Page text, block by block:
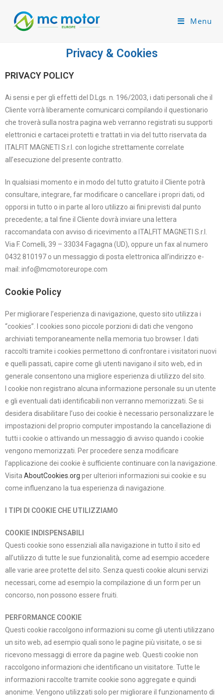
Menu
Privacy & Cookies
PRIVACY POLICY
Ai sensi e per gli effetti del D.Lgs. n. 196/2003, i dati personali che il
Cliente vorrà liberamente comunicarci compilando il questionario
che troverà sulla nostra pagina web verranno registrati su supporti
elettronici e cartacei protetti e trattati in via del tutto riservata da
ITALFIT MAGNETI S.r.l. con logiche strettamente correlate
all’esecuzione del presente contratto.
In qualsiasi momento e in modo del tutto gratuito il Cliente potrà
consultare, integrare, far modificare o cancellare i propri dati, od
opporsi in tutto o in parte al loro utilizzo ai fini previsti dal punto
precedente; a tal fine il Cliente dovrà inviare una lettera
raccomandata con avviso di ricevimento a ITALFIT MAGNETI S.r.l.
Via F. Comelli, 39 – 33034 Fagagna (UD), oppure un fax al numero
0432 810197 o un messaggio di posta elettronica all’indirizzo e-
mail: info@mcmotoreurope.com
Cookie Policy
Per migliorare l’esperienza di navigazione, questo sito utilizza i
“cookies”. I cookies sono piccole porzioni di dati che vengono
archiviati temporaneamente nella memoria tuo browser. I dati
raccolti tramite i cookies permettono di confrontare i visitatori nuovi
e quelli passati, capire come gli utenti navigano il sito web, ed in
generale consentono una migliore esperienza di utilizzo del sito.
I cookie non registrano alcuna informazione personale su un utente
e gli eventuali dati identificabili non verranno memorizzati. Se si
desidera disabilitare l’uso dei cookie è necessario personalizzare le
impostazioni del proprio computer impostando la cancellazione di
tutti i cookie o attivando un messaggio di avviso quando i cookie
vengono memorizzati. Per procedere senza modificare
l’applicazione dei cookie è sufficiente continuare con la navigazione.
Visita AboutCookies.org per ulteriori informazioni sui cookie e su
come influenzano la tua esperienza di navigazione.
I TIPI DI COOKIE CHE UTILIZZIAMO
COOKIE INDISPENSABILI
Questi cookie sono essenziali alla navigazione in tutto il sito ed
all’utilizzo di tutte le sue funzionalità, come ad esempio accedere
alle varie aree protette del sito. Senza questi cookie alcuni servizi
necessari, come ad esempio la compilazione di un form per un
concorso, non possono essere fruiti.
PERFORMANCE COOKIE
Questi cookie raccolgono informazioni su come gli utenti utilizzano
un sito web, ad esempio quali sono le pagine più visitate, o se si
ricevono messaggi di errore da pagine web. Questi cookie non
raccolgono informazioni che identificano un visitatore. Tutte le
informazioni raccolte tramite cookie sono aggregate e quindi
anonime. Vengono utilizzati solo per migliorare il funzionamento di